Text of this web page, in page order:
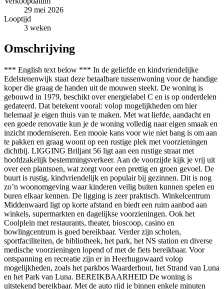
29 mei 2026
Looptijd
3 weken
Omschrijving
*** English text below *** In de geliefde en kindvriendelijke Edelstenenwijk staat deze betaalbare tussenwoning voor de handige koper die graag de handen uit de mouwen steekt. De woning is gebouwd in 1979, beschikt over energielabel C en is op onderdelen gedateerd. Dat betekent vooral: volop mogelijkheden om hier helemaal je eigen thuis van te maken. Met wat liefde, aandacht en een goede renovatie kun je de woning volledig naar eigen smaak en inzicht moderniseren. Een mooie kans voor wie niet bang is om aan te pakken en graag woont op een rustige plek met voorzieningen dichtbij. LIGGING Briljant 56 ligt aan een rustige straat met hoofdzakelijk bestemmingsverkeer. Aan de voorzijde kijk je vrij uit over een plantsoen, wat zorgt voor een prettig en groen gevoel. De buurt is rustig, kindvriendelijk en populair bij gezinnen. Dit is nog zo’n woonomgeving waar kinderen veilig buiten kunnen spelen en buren elkaar kennen. De ligging is zeer praktisch. Winkelcentrum Middenwaard ligt op korte afstand en biedt een ruim aanbod aan winkels, supermarkten en dagelijkse voorzieningen. Ook het Coolplein met restaurants, theater, bioscoop, casino en bowlingcentrum is goed bereikbaar. Verder zijn scholen, sportfaciliteiten, de bibliotheek, het park, het NS station en diverse medische voorzieningen lopend of met de fiets bereikbaar. Voor ontspanning en recreatie zijn er in Heerhugowaard volop mogelijkheden, zoals het parkbos Waarderhout, het Strand van Luna en het Park van Luna. BEREIKBAARHEID De woning is uitstekend bereikbaar. Met de auto rijd je binnen enkele minuten naar de N242 richting Alkmaar en de eerste uitvalsweg ligt op circa 6 minuten rijden. Ook met het openbaar vervoer is de bereikbaarheid goed. Het NS station ligt op loopafstand, waardoor Alkmaar Centrum in circa 10 minuten bereikbaar is. Amsterdam Centraal bereik je met de trein in ongeveer 50 minuten. Daarnaast liggen het centrum van Heerhugowaard, een supermarkt en diverse dagelijkse voorzieningen op korte fiets of loopafstand. Een rustige woonplek dus, maar met alles wat je nodig hebt dichtbij. INDELING Begane grond: Via de entree kom je in de hal met de trapopgang en de toiletruimte met fonteintje. De doorzonwoonkamer is een fijne lichte ruimte met daglicht van beide kanten. Hierdoor voelt de woonkamer prettig en ruim aan en heb je een goede basis om hier een gezellige leefruimte van te maken. Aan de achterzijde bevindt zich de open keuken. Deze is geplaatst in een rechte opstelling en voorzien van diverse inbouwapparatuur. Vanuit de keuken is de achtertuin bereikbaar via een loopdeur. De tuin beschikt over een berging met overkapping en een achterom, ideaal voor fietsen, tuinspullen of gewoon extra bergruimte. Eerste verdieping: De overloop geeft toegang tot drie volwaardige slaapkamers en de badkamer. De slaapkamers zijn praktisch van formaat en goed in te delen als hoofdslaapkamer, kinderkamer, werkkamer of logeerkamer. De badkamer is voorzien van een ligbad, tweede toilet en een douchecabine. Ook hier geldt dat de basis aanwezig is en dat je de ruimte naar eigen smaak kunt moderniseren. Tweede verdieping: De tweede verdieping is bereikbaar via een vaste trap. Op de voorzolder bevindt zich de opstelling van de c.v. combiketel. Daarnaast is er een ruime zolderkamer met dakraam. Een fijne extra kamer die uitstekend geschikt is als slaapkamer, werkplek, hobbyruimte of praktische bergruimte. EIGENDOMSSITUATIE De woning is gelegen op 168 m² eigen grond. INDICATIEVE AFMETINGEN • Bruto vloeroppervlakte woning: 157 m² • Gebruiksoppervlakte wonen: 119 m² • Gebouw gebonden buitenruimte: 2 m² • Bruto inhoud woning: 420 m³ BIJZONDERHEDEN • Energielabel: C • Bouwjaar: 1979 • Verwarming en warm water middels een Intergas HRE combi ketel, bouwjaar 2018 • De c.v.-ketel wordt gehuurd van Feenstra voor € 31,03 inclusief service & onderhoud • De huurovereenkomst is door koper zonder kosten op te zeggen, of af te kopen voor € 774,- • Elektra: 6 groepen + aardlekschakelaar • Parkeren is mogelijk op basis van betaald parkeren en vergunningstelsel (€ 25 euro per jaar). Informatie over de mogelijkheden, wachttijden en kosten van een parkeervergunning(en) is terug te vinden op de website van de gemeente Dijk en Waard. • Notaris: naar keuze koper. Oplevering: in overleg. Voorbehoud De Meetinstructie is gebaseerd op de NEN2580. De Meetinstructie is bedoeld om een meer eenduidige manier van meten toe te passen voor het geven van een indicatie van de gebruiksoppervlakte. De Meetinstructie sluit verschillen in meetuitkomsten niet volledig uit, door bijvoorbeeld interpretatieverschillen, afrondingen of beperkingen bij het uitvoeren van de meting. Alle verkoopinformatie is met de nodige zorgvuldigheid samengesteld. Wij aanvaarden geen enkele aansprakelijkheid voor onjuist verkregen (mondelinge) informatie, onvolledigheid of anderszins, dan wel de gevolgen daarvan en wijzen de koper nadrukkelijk op zijn wettelijke onderzoeksplicht. Interesse in dit huis? Schakel direct uw eigen NVM-aankoopmakelaar in. Uw NVM-aankoopmakelaar komt op voor úw belang en bespaart u tijd, geld en zorgen. Adressen van collega NVM-aankoopmakelaars vindt u op Funda. --------------------------------------------------------------------------------------------------------------------------------------------- Located in the beloved and child-friendly Edelstenenwijk, this affordable terraced house is for the handy buyer who likes to roll up their sleeves. Built in 1979, the house has an energy label C and is dated in some respects. Above all, this means: plenty of opportunities to make this truly your own home. With some love, attention, and a good renovation, you can modernize the home entirely to your own taste and vision. A great opportunity for those who are not afraid to get to work and enjoy living in a quiet place with amenities close by. LOCATION Briljant 56 is situated on a quiet street with mainly local traffic. At the front, you have an unobstructed view of a green space, creating a pleasant and green atmosphere. The neighborhood is quiet, child-friendly, and popular with families. This is one of those residential environments where children can play safely outside and neighbors know each other. The location is very practical. Middenwaard Shopping Centre is a short distance away and offers a wide range of shops, supermarkets, and daily amenities. The Coolplein, with its restaurants, theatre, cinema, casino, and bowling alley, is also easily accessible. Furthermore, schools, sports facilities, the library, the park, the NS train station, and various medical facilities are accessible on foot or by bicycle. For relaxation and recreation, there are plenty of opportunities in Heerhugowaard, such as the Waarderhout park forest, Luna Beach, and Luna Park. ACCESSIBILITY The property is excellently accessible. By car, you can reach the N242 towards Alkmaar within a few minutes, and the nearest arterial road is approximately a 6-minute drive away. Accessibility by public transport is also good. The NS train station is within walking distance, making Alkmaar Centre accessible in approximately 10 minutes. You can reach Amsterdam Central by train in about 50 minutes. Additionally, the center of Heerhugowaard, a supermarket, and various daily amenities are within a short cycling or walking distance. A quiet place to live, therefore, but with everything you need close by. LAYOUT Ground floor: Through the entrance, you enter the hall with the staircase and the toilet with a washbasin. The through-living room is a lovely, bright space with daylight from both sides. This makes the living room feel pleasant and spacious, providing a good foundation for creating a cozy living area. The open kitchen is located at the rear. It is arranged in a straight layout and equipped with various built-in appliances. The backyard is accessible from the kitchen via a pedestrian door. The garden features a shed with a canopy and a back entrance, ideal for bicycles, garden tools, or simply extra storage space. First floor: The landing provides access to three full-sized bedrooms and the bathroom. The bedrooms are practically sized and can easily be arranged as a master bedroom, children's room, study, or guest room. The bathroom is equipped with a bathtub, a second toilet, and a shower cabin. Here too, the basics are in place, allowing you to modernize the space to your own taste. Second floor: The second floor is accessible via a fixed staircase. The central heating combi boiler is located on the landing. Additionally, there is a spacious attic room with a skylight. A lovely extra room that is perfectly suited as a bedroom, workspace, hobby room, or practical storage space. PROPERTY SITUATION The property is situated on 168 m² of private land. INDICATIVE DIMENSIONS • Gross floor area of ??the dwelling: 157 m² • Usable living area: 119 m² • Building-related outdoor space: 2 m² • Gross volume of the dwelling: 420 m³ PARTMENTS • Energy label: C • Year of construction: 1979 • Heating and hot water via an Intergas HRE combi boiler, year of construction 2018 • The central heating boiler is leased from Feenstra for € 31.03 including service & maintenance • The lease agreement can be terminated by the buyer free of charge, or bought out for € 774.00 • Electricity: 6 circuits + residual current device • Parking is available on the basis of paid parking and a permit system (€ 25 per year). Information regarding the options, waiting times, and costs of parking permit(s) can be found on the website of the municipality of Dijk en Waard. • Notary: at buyer's choice. Delivery: by mutual agreement. Disclaimer The Measurement Instruction is based on NEN2580. The Measurement Instruction is intended to apply a more consistent method of measurement to provide an indication of the usable floor area. The Measurement Instruction does not completely rule out differences in measurement results, for example due to differences in interpretat